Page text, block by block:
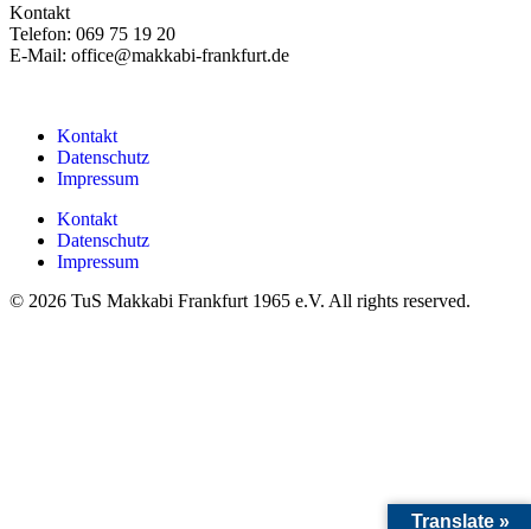
Kontakt
Telefon: 069 75 19 20
E-Mail: office@makkabi-frankfurt.de
Kontakt
Datenschutz
Impressum
Kontakt
Datenschutz
Impressum
© 2026 TuS Makkabi Frankfurt 1965 e.V. All rights reserved.
Translate »